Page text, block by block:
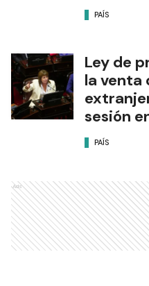
PAÍS
Ley de
la venta
sesión
PAÍS
Ads